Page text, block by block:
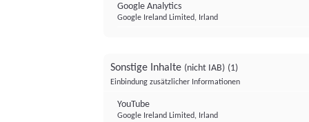
Google Analytics
Google Ireland Limited, Irland
Sonstige Inhalte (nicht IAB) (1)
Einbindung zusätzlicher Informationen
YouTube
Google Ireland Limited, Irland